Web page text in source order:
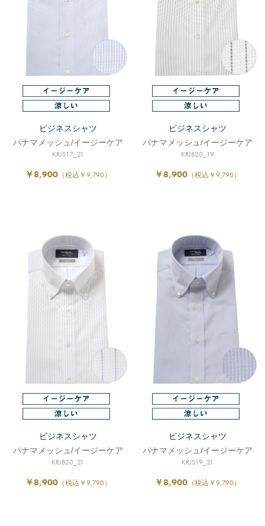
ビジネスシャツ
パナマメッシュ/イージーケア
KRJS17_21
￥8,900（税込￥9,790）
ビジネスシャツ
パナマメッシュ/イージーケア
KRJB20_19
￥8,900（税込￥9,790）
ビジネスシャツ
パナマメッシュ/イージーケア
KRJB20_21
￥8,900（税込￥9,790）
ビジネスシャツ
パナマメッシュ/イージーケア
KRJS19_21
￥8,900（税込￥9,790）